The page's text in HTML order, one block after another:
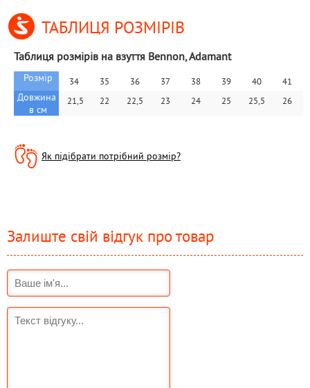
ТАБЛИЦЯ РОЗМІРІВ
Таблиця розмірів на взуття Bennon, Adamant
Розмір 34 35 36 37 38 39 40 41
Довжина
в см
21,5 22 22,5 23 24 25 25,5 26
Як підібрати потрібний розмір?
Залиште свій відгук про товар